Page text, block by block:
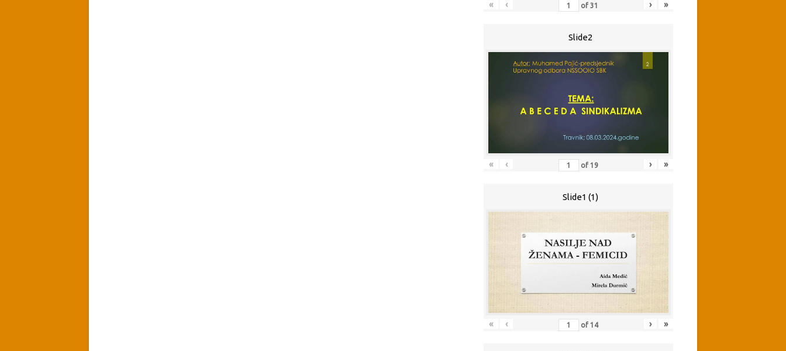
« ‹ of 31 › »
Slide2
« ‹ of 19 › »
Slide1 (1)
« ‹ of 14 › »